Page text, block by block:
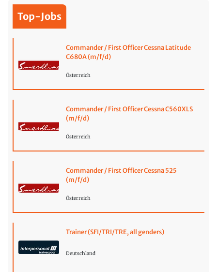
Top-Jobs
Commander / First Officer Cessna Latitude
C680A (m/f/d)
Österreich
Commander / First Officer Cessna C560XLS
(m/f/d)
Österreich
Commander / First Officer Cessna 525
(m/f/d)
Österreich
Trainer (SFI/TRI/TRE, all genders)
Deutschland